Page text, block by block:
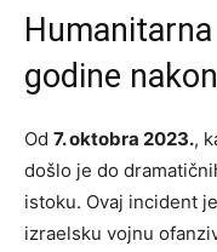
godine
Od 7. oktobra 2023.,
došlo je do
istoku. Ovaj incident
izraelsku vojnu